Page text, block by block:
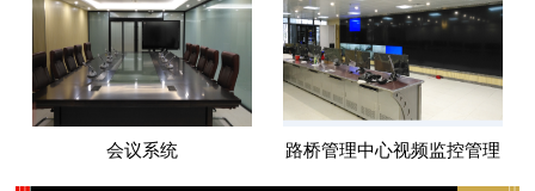
会议系统 路桥管理中心视频监控管理